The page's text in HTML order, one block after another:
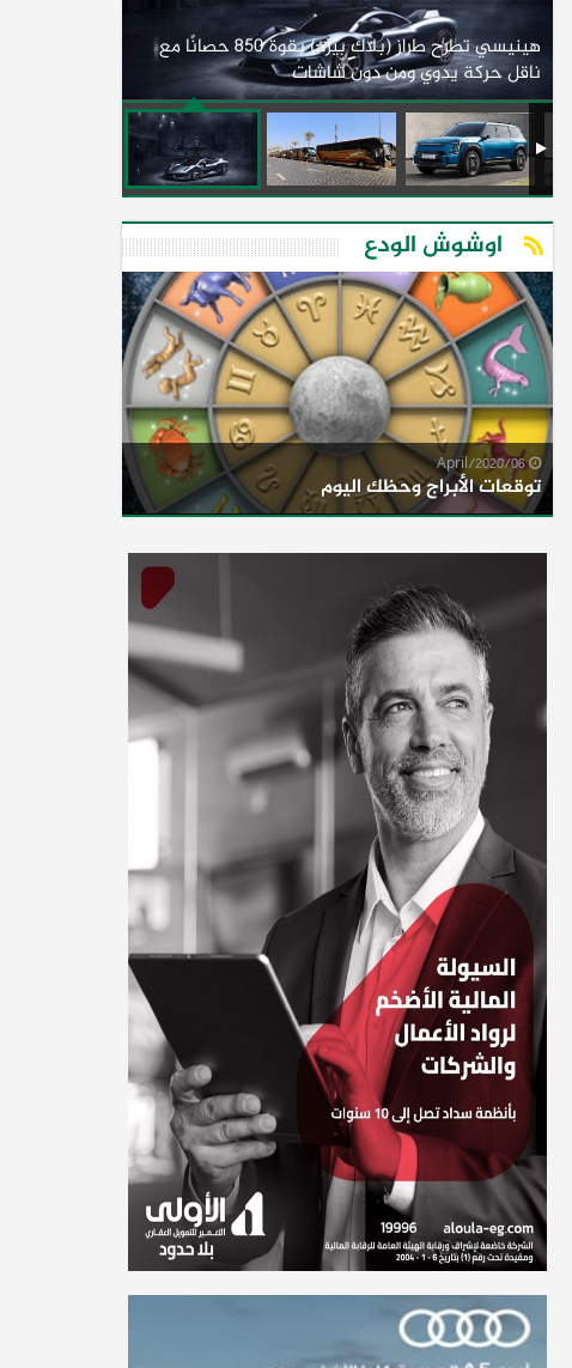
هينيسي تطرح طراز (بلاك بيرد) بقوة 850 حصانًا مع
ناقل حركة يدوي ومن دون شاشات
اوشوش الودع
06/April/2020
توقعات الأبراج وحظك اليوم